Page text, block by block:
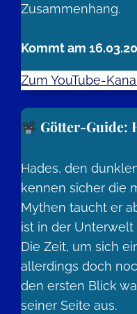
Zusammenhang.
Kommt am
Zum YouTube-
Götter-Guide:
Hades, den
kennen sicher die
Mythen taucht er
ist in der
Die Zeit, um sich
allerdings doch
den ersten Blick
seiner Seite aus.